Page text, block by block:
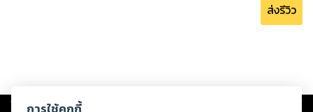
ส่งรีวิว
Copyright © 2026